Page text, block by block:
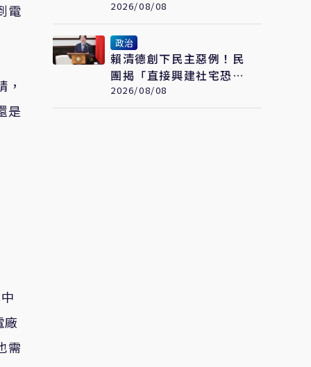
電
是
廠
需
部」首次與海巡聯合操演
2026/08/08
政治
賴清德創下民主惡例！民
團揭「直接興建社宅恐變
0戶」 劉世芳駁：以偏
概全
2026/08/08